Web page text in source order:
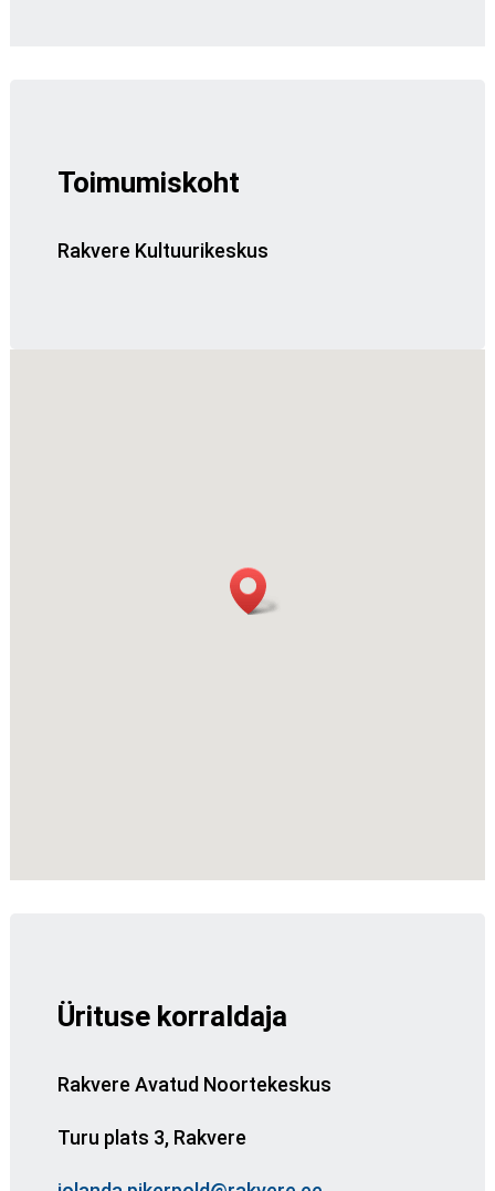
Toimumiskoht
Rakvere Kultuurikeskus
Ürituse korraldaja
Rakvere Avatud Noortekeskus
Turu plats 3, Rakvere